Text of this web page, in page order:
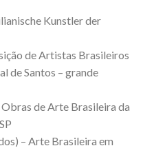
Kunstler der
de Artistas Brasileiros
de Santos – grande
Obras de Arte Brasileira da
– Arte Brasileira em